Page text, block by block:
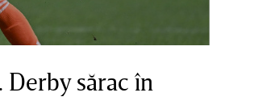
Derby sărac în